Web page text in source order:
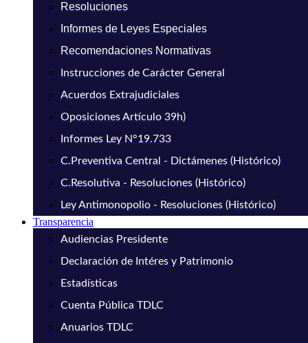
Resoluciones
Informes de Leyes Especiales
Recomendaciones Normativas
Instrucciones de Carácter General
Acuerdos Extrajudiciales
Oposiciones Artículo 39h)
Informes Ley N°19.733
C.Preventiva Central - Dictámenes (Histórico)
C.Resolutiva - Resoluciones (Histórico)
Ley Antimonopolio - Resoluciones (Histórico)
Transparencia
Audiencias Presidente
Declaración de Intéres y Patrimonio
Estadísticas
Cuenta Pública TDLC
Anuarios TDLC